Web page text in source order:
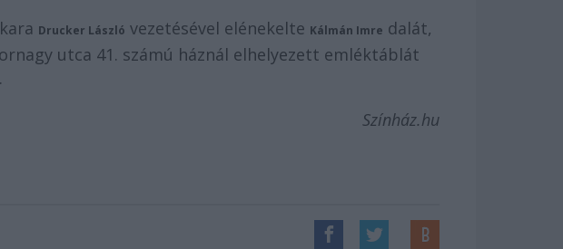
Drucker László vezetésével elénekelte Kálmán Imre dalát,
utca 41. számú háznál elhelyezett emléktáblát
Színház.hu